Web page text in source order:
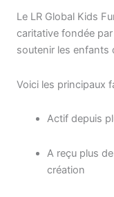
Le LR Global Kids
caritative fondée
soutenir les enfants
Voici les principaux
Actif depuis
A reçu plus
création